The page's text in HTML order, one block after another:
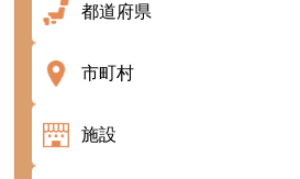
都道府県
市町村
施設